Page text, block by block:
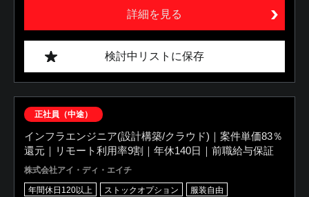
詳細を見る
検討中リストに保存
正社員（中途）
インフラエンジニア(設計構築/クラウド)｜案件単価83％
還元｜リモート利用率9割｜年休140日｜前職給与保証
株式会社アイ・ディ・エイチ
年間休日120以上 ストックオプション
服装自由